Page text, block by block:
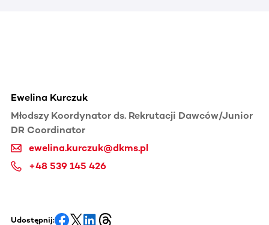
Ewelina Kurczuk
Młodszy Koordynator ds. Rekrutacji Dawców/Junior
DR Coordinator
ewelina.kurczuk@dkms.pl
+48 539 145 426
Udostępnij: